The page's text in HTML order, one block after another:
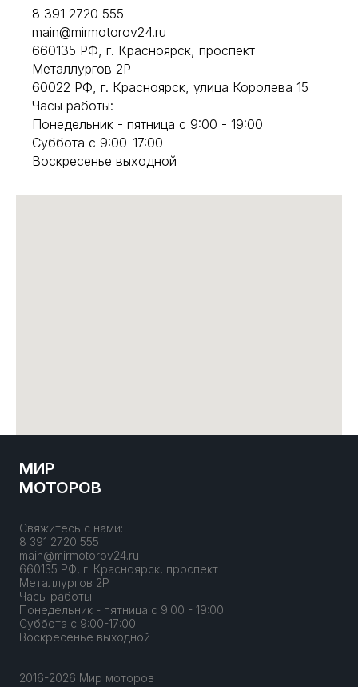
8 391 2720 555
main@mirmotorov24.ru
660135 РФ, г. Красноярск, проспект
Металлургов 2Р
60022 РФ, г. Красноярск, улица Королева 15
Часы работы:
Понедельник - пятница с 9:00 - 19:00
Суббота с 9:00-17:00
Воскресенье выходной
МИР
МОТОРОВ
Свяжитесь с нами:
8 391 2720 555
main@mirmotorov24.ru
660135 РФ, г. Красноярск, проспект
Металлургов 2Р
Часы работы:
Понедельник - пятница с 9:00 - 19:00
Суббота с 9:00-17:00
Воскресенье выходной
2016-2026 Мир моторов